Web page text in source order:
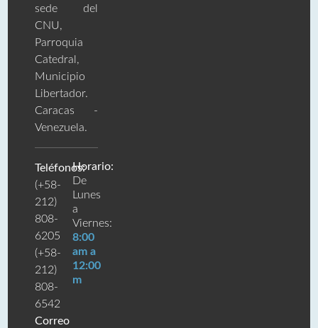
sede del
CNU,
Parroquia
Catedral,
Municipio
Libertador.
Caracas -
Venezuela.
Teléfonos:
(+58-
212)
808-
6205
(+58-
212)
808-
6542
Correo
Horario:
De
Lunes
a
Viernes:
8:00
am a
12:00
m